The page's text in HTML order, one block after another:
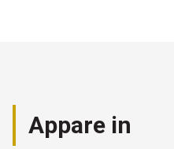
Appare in